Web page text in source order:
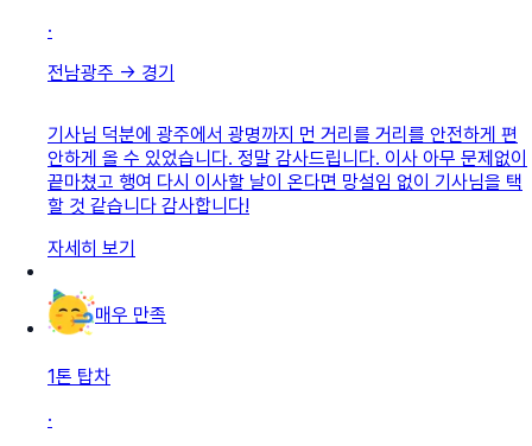
·
전남광주 → 경기
기사님 덕분에 광주에서 광명까지 먼 거리를 거리를 안전하게 편
안하게 올 수 있었습니다. 정말 감사드립니다. 이사 아무 문제없이
끝마쳤고 행여 다시 이사할 날이 온다면 망설임 없이 기사님을 택
할 것 같습니다 감사합니다!
자세히 보기
매우 만족
1톤 탑차
·